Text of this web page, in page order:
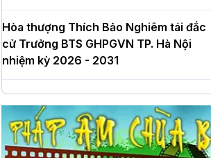
Hòa thượng Thích Bảo Nghiêm tái đắc
cử Trưởng BTS GHPGVN TP. Hà Nội
nhiệm kỳ 2026 - 2031
Hà Nội: Long trọng lễ khởi công xây
dựng Trung tâm văn hóa Phật giáo Thủ
đô